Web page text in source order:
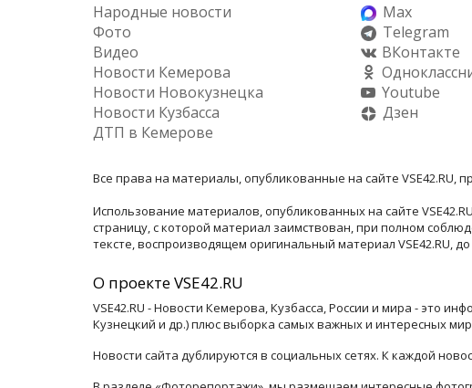
Народные новости
Фото
Видео
Новости Кемерова
Новости Новокузнецка
Новости Кузбасса
ДТП в Кемерове
Max
Telegram
ВКонтакте
Youtube
Дзен
Все права на материалы, опубликованные на сайте VSE42.RU,
Использование материалов, опубликованных на сайте
страницу, с которой материал заимствован, при полном
тексте, воспроизводящем оригинальный материал VSE42.RU,
О проекте VSE42.RU
VSE42.RU - Новости Кемерова, Кузбасса, России и мира - это
Кузнецкий и др.) плюс выборка самых важных и интересных
Новости сайта дублируются в социальных сетях. К каждой